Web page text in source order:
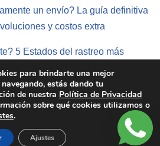
un envío? La guía definitiva
y costos extra
5 Estados del rastreo más
para brindarte una mejor
estás dando tu
de nuestra Política de Privacidad
sobre qué cookies utilizamos o
.
Ajustes